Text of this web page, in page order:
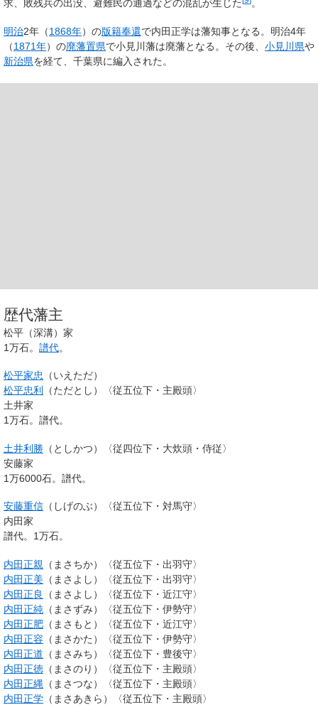
求、敗残兵の出没、避難民の通過などの混乱が生じた 。
明治2年（1868年）の版籍奉還で内田正学は藩知事となる。明治4年
（1871年）の廃藩置県で小見川藩は廃藩となる。その後、 小見川県や
新治県を経て、千葉県に編入された。
歴代藩主
松平（深溝）家
1万石。 譜代。
松平家忠 （いえただ）
松平忠利
（ただとし）〈従五位下・主殿頭〉
土井家
1万石。譜代。
土井利勝 （としかつ）〈従四位下・大炊頭・侍従〉
安藤家
1万6000石。譜代。
安藤重信 （しげのぶ）〈従五位下・対馬守〉
内田家
譜代。1万石。
内田正親 （まさちか）〈従五位下・出羽守〉
内田正美 （まさよし）〈従五位下・出羽守〉
内田正良
（まさよし）〈従五位下・近江守〉
内田正純 （まさずみ）〈従五位下・伊勢守〉
内田正肥 （まさもと）〈従五位下・近江守〉
内田正容 （まさかた）〈従五位下・伊勢守〉
内田正道 （まさみち）〈従五位下・豊後守〉
内田正徳 （まさのり）〈従五位下・主殿頭〉
内田正縄 （まさつな）〈従五位下・主殿頭〉
内田正学 （まさあきら）〈従五位下・主殿頭〉